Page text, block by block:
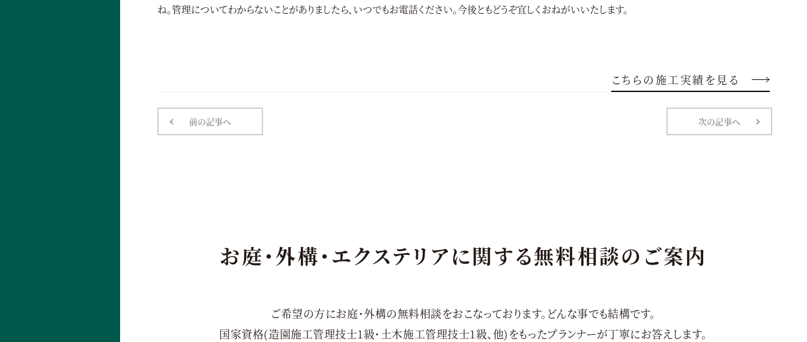
ね。管理についてわからないことがありましたら、いつでもお電話ください。今後ともどうぞ宜しくおねがいいたします。
こちらの施工実績を見る
前の記事へ 次の記事へ
お庭・外構・エクステリアに関する無料相談のご案内
ご希望の方にお庭・外構の無料相談をおこなっております。どんな事でも結構です。
国家資格(造園施工管理技士1級・土木施工管理技士1級、他)をもったプランナーが丁寧にお答えします。